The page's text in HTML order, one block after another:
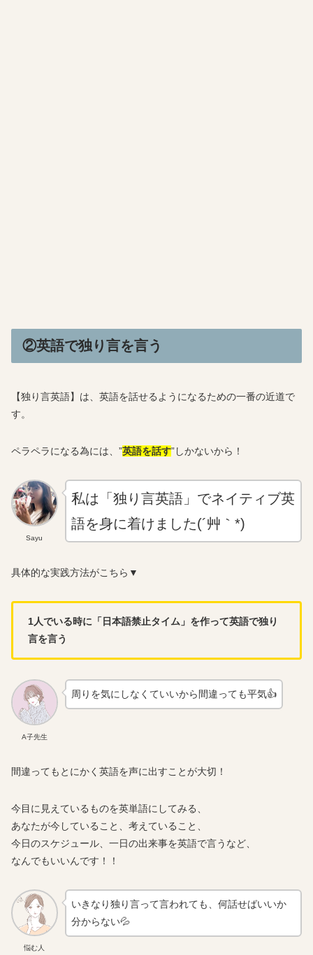
②英語で独り言を言う
【独り言英語】は、英語を話せるようになるための一番の近道で
す。
ペラペラになる為には、”英語を話す”しかないから！
Sayu
私は「独り言英語」でネイティブ英
語を身に着けました(´艸｀*)
具体的な実践方法がこちら▼
1人でいる時に「日本語禁止タイム」を作って英語で独り
言を言う
A子先生
周りを気にしなくていいから間違っても平気👍
間違ってもとにかく英語を声に出すことが大切！
今目に見えているものを英単語にしてみる、
あなたが今していること、考えていること、
今日のスケジュール、一日の出来事を英語で言うなど、
なんでもいいんです！！
悩む人
いきなり独り言って言われても、何話せばいいか
分からない💦